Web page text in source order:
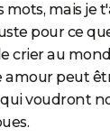
mots, mais je
pour ce
crier au
amour peut
voudront